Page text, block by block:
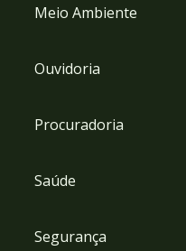
Meio Ambiente
Ouvidoria
Procuradoria
Saúde
Segurança